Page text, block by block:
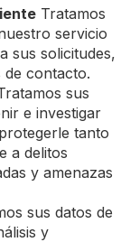
Tratamos
servicio
sus solicitudes,
de contacto.
sus
e investigar
tanto
a delitos
y amenazas
sus datos de
y